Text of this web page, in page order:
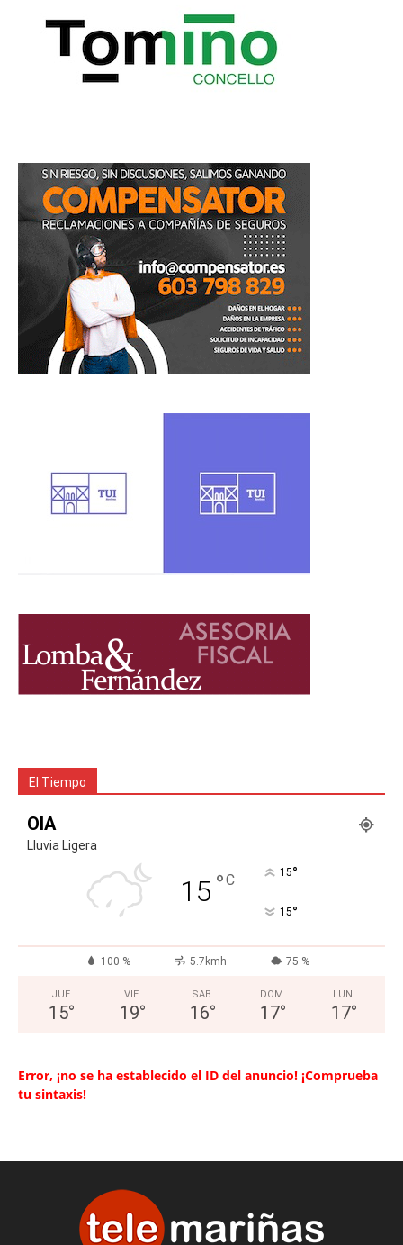
El Tiempo
OIA
Lluvia Ligera
15 °C 15°
15°
100 % 5.7kmh 75 %
JUE
15°
VIE
19°
SAB
16°
DOM
17°
LUN
17°
Error, ¡no se ha establecido el ID del anuncio! ¡Comprueba
tu sintaxis!